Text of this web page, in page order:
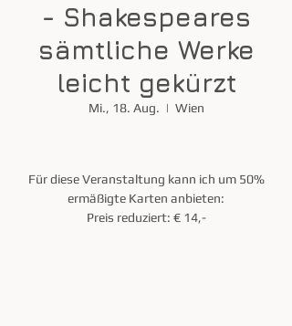
- Shakespeares
sämtliche Werke
leicht gekürzt
Mi., 18. Aug.
  |
Wien
Für diese Veranstaltung kann ich um 50%
ermäßigte Karten anbieten:
Preis reduziert: € 14,-